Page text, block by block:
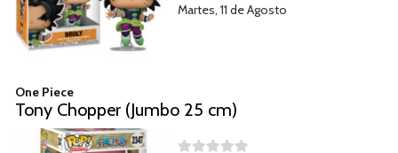
Martes, 11 de Agosto
One Piece
Tony Chopper (Jumbo 25 cm)